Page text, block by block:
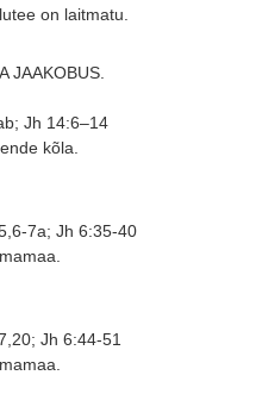
on laitmatu.
JAAKOBUS.
Jh 14:6–14
kõla.
7a; Jh 6:35-40
Jh 6:44-51